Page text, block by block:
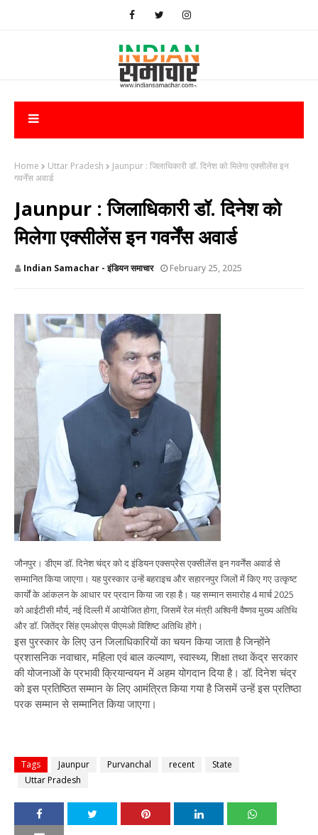
Home Uttar Pradesh
Jaunpur : ​जिलाधिकारी डॉ. दिनेश को मिलेगा एक्सीलेंस इन
गवर्नेंस अवार्ड
Jaunpur : ​जिलाधिकारी डॉ. दिनेश को
मिलेगा एक्सीलेंस इन गवर्नेंस अवार्ड
Indian Samachar - इंडियन समाचार February 25, 2025
जौनपुर। डीएम डॉ. दिनेश चंद्र को द इंडियन एक्सप्रेस एक्सीलेंस इन गवर्नेंस अवार्ड से
सम्मानित किया जाएगा। यह पुरस्कार उन्हें बहराइच और सहारनपुर जिलों में किए गए उत्कृष्ट
कार्यों के आंकलन के आधार पर प्रदान किया जा रहा है। यह सम्मान समारोह 4 मार्च 2025
को आईटीसी मौर्य, नई दिल्ली में आयोजित होगा, जिसमें रेल मंत्री अश्विनी वैष्णव मुख्य अतिथि
और डॉ. जितेंद्र सिंह एमओएस पीएमओ विशिष्ट अतिथि होंगे।
इस पुरस्कार के लिए उन जिलाधिकारियों का चयन किया जाता है जिन्होंने
प्रशासनिक नवाचार, महिला एवं बाल कल्याण, स्वास्थ्य, शिक्षा तथा केंद्र सरकार
की योजनाओं के प्रभावी क्रियान्वयन में अहम योगदान दिया है। डॉ. दिनेश चंद्र
को इस प्रतिष्ठित सम्मान के लिए आमंत्रित किया गया है जिसमें उन्हें इस प्रतिष्ठा
परक सम्मान से सम्मानित किया जाएगा।
Tags Jaunpur Purvanchal recent
State
Uttar Pradesh